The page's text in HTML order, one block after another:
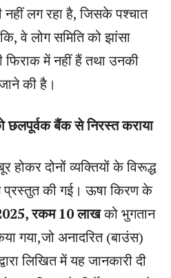
लग रहा है, जिसके पश्चात
वे लोग समिति को झांसा
में नहीं हैं तथा उनकी
की है।
छलपूर्वक बैंक से निरस्त कराया
दोनों व्यक्तियों के विरूद्ध
की गई। ऊषा किरण के
रकम 10 लाखको भुगतान
गया,जो अनादरित (बाउंस)
लिखित में यह जानकारी दी